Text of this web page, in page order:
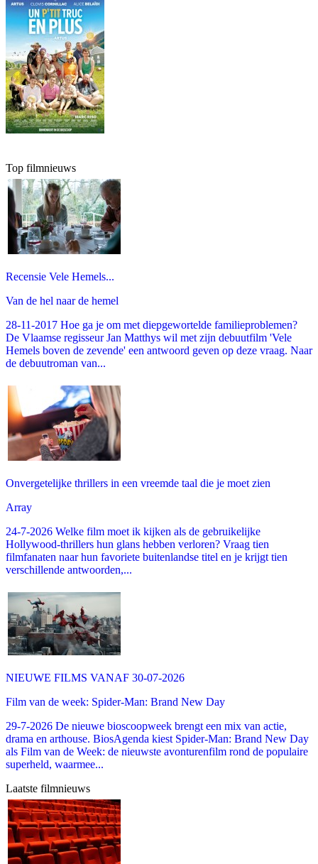
Top filmnieuws
Recensie Vele Hemels...
Van de hel naar de hemel
28-11-2017 Hoe ga je om met diepgewortelde familieproblemen?
De Vlaamse regisseur Jan Matthys wil met zijn debuutfilm 'Vele
Hemels boven de zevende' een antwoord geven op deze vraag. Naar
de debuutroman van...
Onvergetelijke thrillers in een vreemde taal die je moet zien
Array
24-7-2026 Welke film moet ik kijken als de gebruikelijke
Hollywood-thrillers hun glans hebben verloren? Vraag tien
filmfanaten naar hun favoriete buitenlandse titel en je krijgt tien
verschillende antwoorden,...
NIEUWE FILMS VANAF 30-07-2026
Film van de week: Spider-Man: Brand New Day
29-7-2026 De nieuwe bioscoopweek brengt een mix van actie,
drama en arthouse. BiosAgenda kiest Spider-Man: Brand New Day
als Film van de Week: de nieuwste avonturenfilm rond de populaire
superheld, waarmee...
Laatste filmnieuws